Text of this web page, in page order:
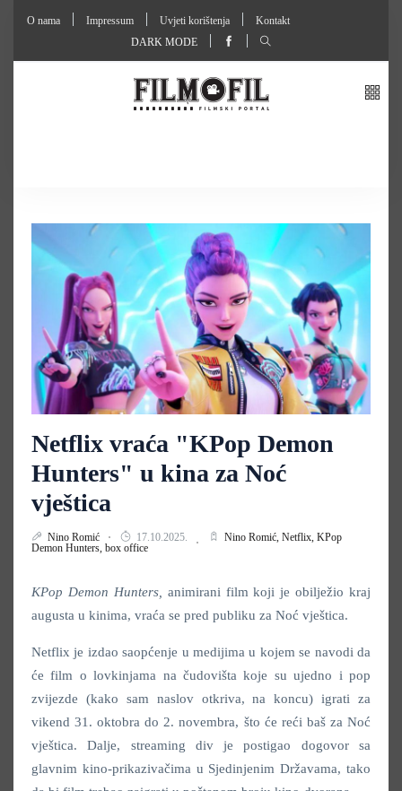
O nama Impressum Uvjeti korištenja
Kontakt
DARK MODE
Netflix vraća "KPop Demon
Hunters" u kina za Noć
vještica
Nino Romić 17.10.2025. Nino Romić, Netflix, KPop
Demon Hunters, box office
KPop Demon Hunters, animirani film koji je obilježio kraj
augusta u kinima, vraća se pred publiku za Noć vještica.
Netflix je izdao saopćenje u medijima u kojem se navodi da
će film o lovkinjama na čudovišta koje su ujedno i pop
zvijezde (kako sam naslov otkriva, na koncu) igrati za
vikend 31. oktobra do 2. novembra, što će reći baš za Noć
vještica. Dalje, streaming div je postigao dogovor sa
glavnim kino-prikazivačima u Sjedinjenim Državama, tako